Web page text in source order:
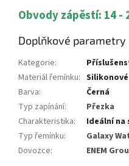
Obvody zápěstí: 14 -
Doplňkové parametry
Kategorie:
Materiál řemínku: Silikonové
Barva:
Černá
Typ zapínání:
Přezka
Charakteristika: Ideální
Typ řemínku:
Galaxy
Dovozce: ENEM